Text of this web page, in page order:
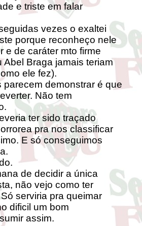
e triste em falar
vezes o exaltei
porque reconheço nele
e de caráter mto firme
Abel Braga jamais teriam
ele fez).
parecem demonstrar é que
Não tem
ter sido traçado
pra nos classificar
E só conseguimos
de decidir a única
não vejo como ter
serviria pra queimar
dificil um bom
assim.